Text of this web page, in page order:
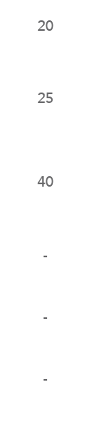
20
25
40
-
-
-